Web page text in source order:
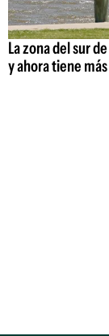
La zona del sur
y ahora tiene